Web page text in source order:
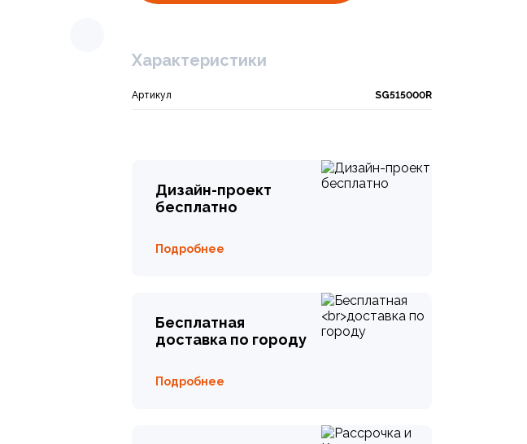
Характеристики
Артикул SG515000R
Дизайн-проект
бесплатно
Подробнее
Бесплатная
доставка по городу
Подробнее